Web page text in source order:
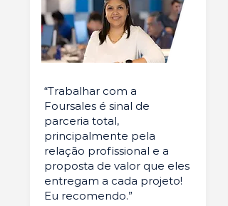
“Trabalhar com a
Foursales é sinal de
parceria total,
principalmente pela
relação profissional e a
proposta de valor que eles
entregam a cada projeto!
Eu recomendo.”